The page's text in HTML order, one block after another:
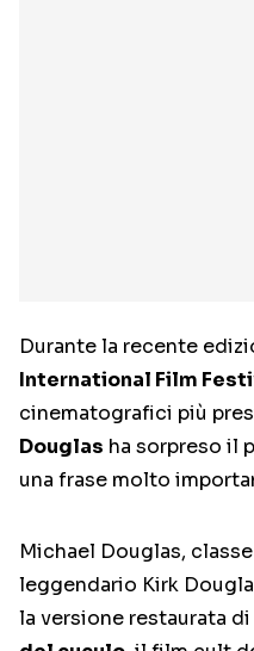
Durante la recente
International Film
cinematografici più
Douglas ha sorpreso il
una frase molto
Michael Douglas,
leggendario Kirk
la versione restaurata di